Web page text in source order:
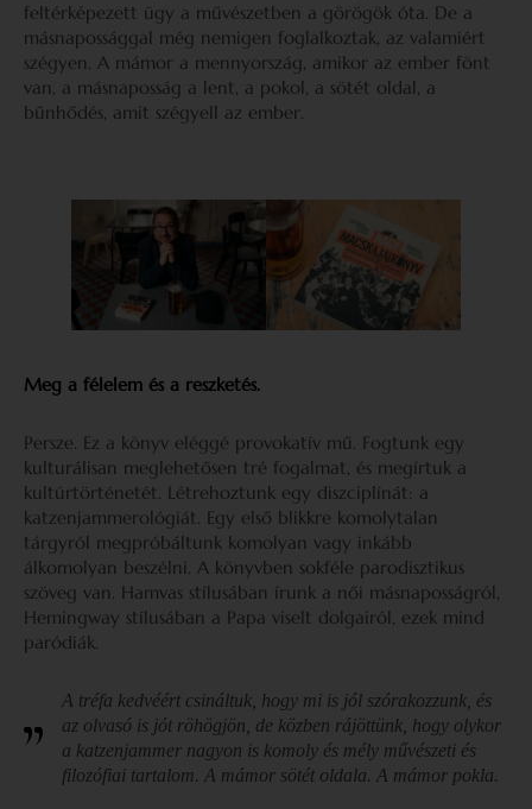
feltérképezett ügy a művészetben a görögök óta. De a
másnapossággal még nemigen foglalkoztak, az valamiért
szégyen. A mámor a mennyország, amikor az ember fönt
van, a másnaposság a lent, a pokol, a sötét oldal, a
bűnhődés, amit szégyell az ember.
Meg a félelem és a reszketés.
Persze. Ez a könyv eléggé provokatív mű. Fogtunk egy
kulturálisan meglehetősen tré fogalmat, és megírtuk a
kultúrtörténetét. Létrehoztunk egy diszciplínát: a
katzenjammerológiát. Egy első blikkre komolytalan
tárgyról megpróbáltunk komolyan vagy inkább
álkomolyan beszélni. A könyvben sokféle parodisztikus
szöveg van. Hamvas stílusában írunk a női másnaposságról,
Hemingway stílusában a Papa viselt dolgairól, ezek mind
paródiák.
A tréfa kedvéért csináltuk, hogy mi is jól szórakozzunk, és
az olvasó is jót röhögjön, de közben rájöttünk, hogy olykor
a katzenjammer nagyon is komoly és mély művészeti és
filozófiai tartalom. A mámor sötét oldala. A mámor pokla.